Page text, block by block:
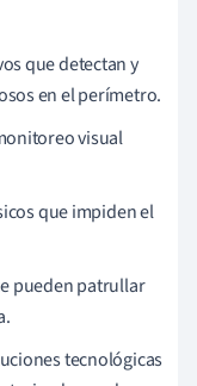
que detectan y
en el perímetro.
visual
que impiden el
pueden patrullar
tecnológicas